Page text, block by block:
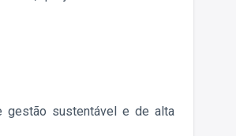
gestão sustentável e de alta